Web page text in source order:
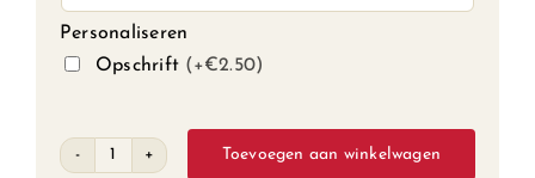
Personaliseren
Opschrift (+€2.50)
Strawberry
Toevoegen aan winkelwagen